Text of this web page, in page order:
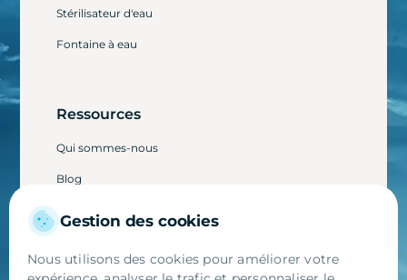
Stérilisateur d'eau
Fontaine à eau
Ressources
Qui sommes-nous
Blog
Gestion des cookies
Nous utilisons des cookies pour améliorer votre